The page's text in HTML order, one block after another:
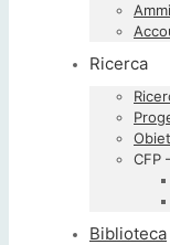
Ricerca
CFP
Biblioteca